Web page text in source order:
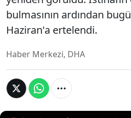
bulmasının ardından
Haziran'a ertelendi.
Haber Merkezi, DHA